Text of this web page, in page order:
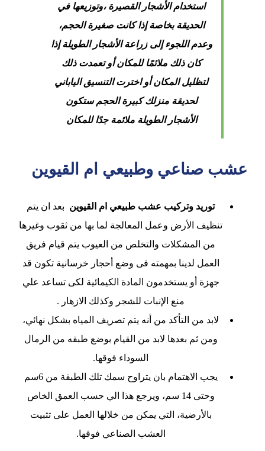
استخدام الأشجار القصيرة ،وتوزيعها في
الحديقة بخاصة إذا كانت صغيرة الحجم،
وعدم اللجوء إلى زراعة الأشجار الطويلة إذا
كان ذلك ملائمًا للمكان أو تعمدت ذلك
لتظليل المكان أو اخترت التنسيق الياباني
لحديقة منزلك كبيرة الحجم ستكون
الأشجار الطويلة ملائمة جدًا للمكان
عشب صناعي وطبيعي ام القيوين
توريد وتركيب عشب طبيعي ام القيوين بعد ان يتم
تنظيف الأرض وعمل المعالجة لما بها من ثقوب وغيرها
من المشكلات والتخلص من العيوب يتم قيام فريق
العمل لدينا بمهمته فى وضع أحجار خرسانية تكون قد
جهزة أو يستخدمون المادة الكيمائية لكى تساعد علي
منع الإنبات للشجر وكذلك الازهار .
لابد من التأكد من أنه يتم تصريف المياه بشكل نهائي،
ومن ثم بعدها لابد من القيام بوضع طبقه من الرمال
السوداء فوقها.
يجب الاهتمام بان يتراوح سمك تلك الطبقة من 6سم
وحتى 14 سم، ويرجع هذا الي حسب العمق الخاص
بالأرضية، التي يمكن من خلالها العمل على تثبيت
العشب الصناعي فوقها.